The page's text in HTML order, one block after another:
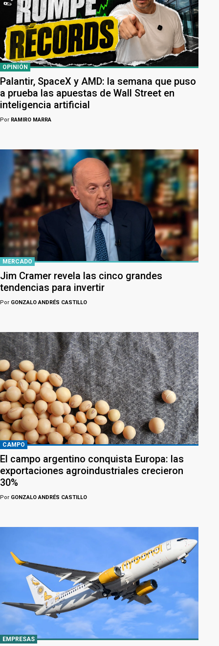
OPINIÓN
Palantir, SpaceX y AMD: la semana que puso
a prueba las apuestas de Wall Street en
inteligencia artificial
Por RAMIRO MARRA
MERCADO
Jim Cramer revela las cinco grandes
tendencias para invertir
Por GONZALO ANDRÉS CASTILLO
CAMPO
El campo argentino conquista Europa: las
exportaciones agroindustriales crecieron
30%
Por GONZALO ANDRÉS CASTILLO
EMPRESAS